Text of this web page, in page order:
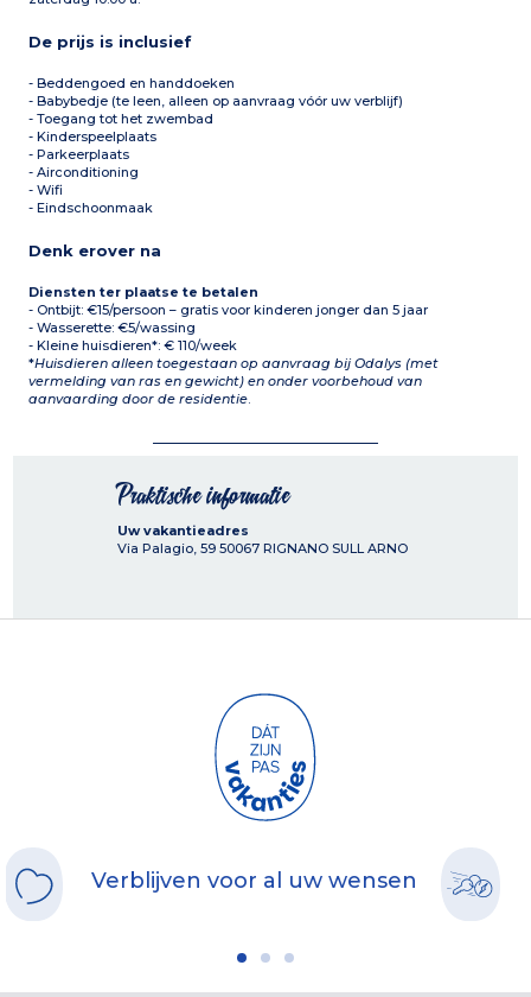
De prijs is inclusief
- Beddengoed en handdoeken
- Babybedje (te leen, alleen op aanvraag vóór uw verblijf)
- Toegang tot het zwembad
- Kinderspeelplaats
- Parkeerplaats
- Airconditioning
- Wifi
- Eindschoonmaak
Denk erover na
Diensten ter plaatse te betalen
- Ontbijt: €15/persoon – gratis voor kinderen jonger dan 5 jaar
- Wasserette: €5/wassing
- Kleine huisdieren*: € 110/week
*Huisdieren alleen toegestaan op aanvraag bij Odalys (met
vermelding van ras en gewicht) en onder voorbehoud van
aanvaarding door de residentie.
Praktische informatie
Uw vakantieadres
Via Palagio, 59 50067 RIGNANO SULL ARNO
Verblijven voor al uw wensen